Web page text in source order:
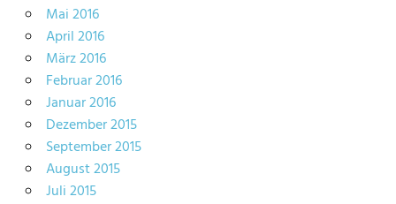
Mai 2016
April 2016
März 2016
Februar 2016
Januar 2016
Dezember 2015
September 2015
August 2015
Juli 2015